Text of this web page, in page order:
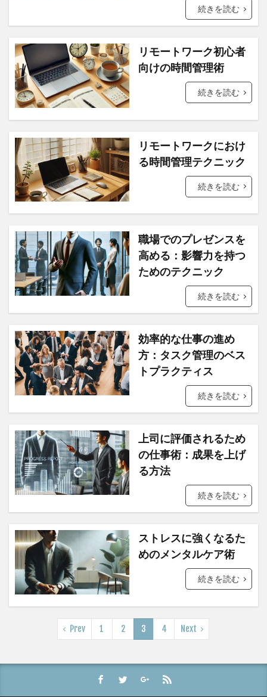
続きを読む
リモートワーク初心者
向けの時間管理術
続きを読む
リモートワークにおけ
る時間管理テクニック
続きを読む
職場でのプレゼンスを
高める：影響力を持つ
ためのテクニック
続きを読む
効率的な仕事の進め
方：タスク管理のベス
トプラクティス
続きを読む
上司に評価されるため
の仕事術：成果を上げ
る方法
続きを読む
ストレスに強くなるた
めのメンタルケア術
続きを読む
Prev 1 2 3 4 Next